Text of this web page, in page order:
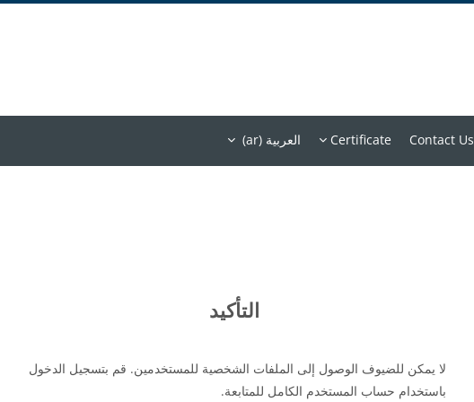
Contact Us
Certificate العربية ‎(ar)‎
التأكيد
لا يمكن للضيوف الوصول إلى الملفات الشخصية للمستخدمين. قم بتسجيل الدخول
باستخدام حساب المستخدم الكامل للمتابعة.